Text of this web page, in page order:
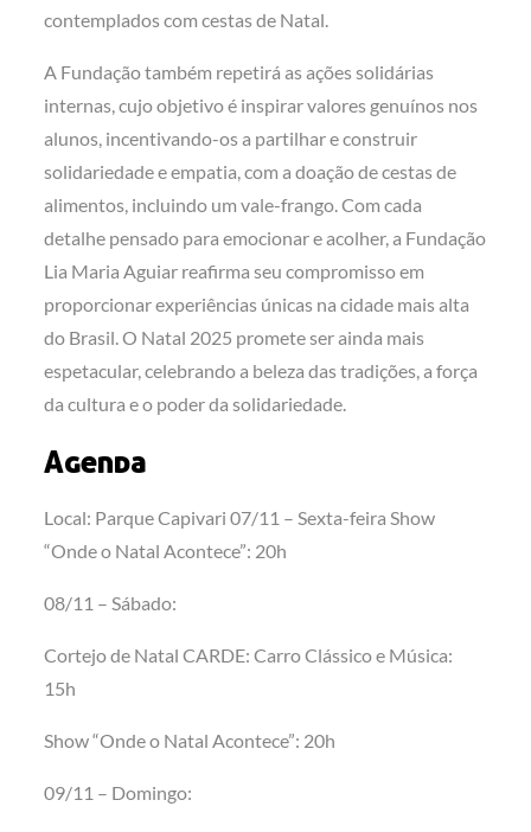
contemplados com cestas de Natal.
A Fundação também repetirá as ações solidárias
internas, cujo objetivo é inspirar valores genuínos nos
alunos, incentivando-os a partilhar e construir
solidariedade e empatia, com a doação de cestas de
alimentos, incluindo um vale-frango. Com cada
detalhe pensado para emocionar e acolher, a Fundação
Lia Maria Aguiar reafirma seu compromisso em
proporcionar experiências únicas na cidade mais alta
do Brasil. O Natal 2025 promete ser ainda mais
espetacular, celebrando a beleza das tradições, a força
da cultura e o poder da solidariedade.
Agenda
Local: Parque Capivari 07/11 – Sexta-feira Show
“Onde o Natal Acontece”: 20h
08/11 – Sábado:
Cortejo de Natal CARDE: Carro Clássico e Música:
15h
Show “Onde o Natal Acontece”: 20h
09/11 – Domingo: